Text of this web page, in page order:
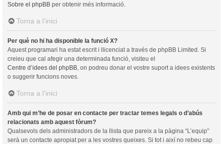
Sobre el phpBB per obtenir més informació.
Torna a l’inici
Per què no hi ha disponible la funció X?
Aquest programari ha estat escrit i llicenciat a través de phpBB Limited. Si
creieu que cal afegir una determinada funció, visiteu el
Centre d’idees del phpBB , on podreu donar el vostre suport a idees existents
o suggerir funcions noves.
Torna a l’inici
Amb qui m’he de posar en contacte per tractar temes legals o d’abús
relacionats amb aquest fòrum?
Qualsevols dels administradors de la llista que pareix a la pàgina “L’equip”
serà un contacte apropiat per a les vostres queixes. Si tot i així no rebeu cap